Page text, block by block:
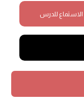
الاستماع للدرس